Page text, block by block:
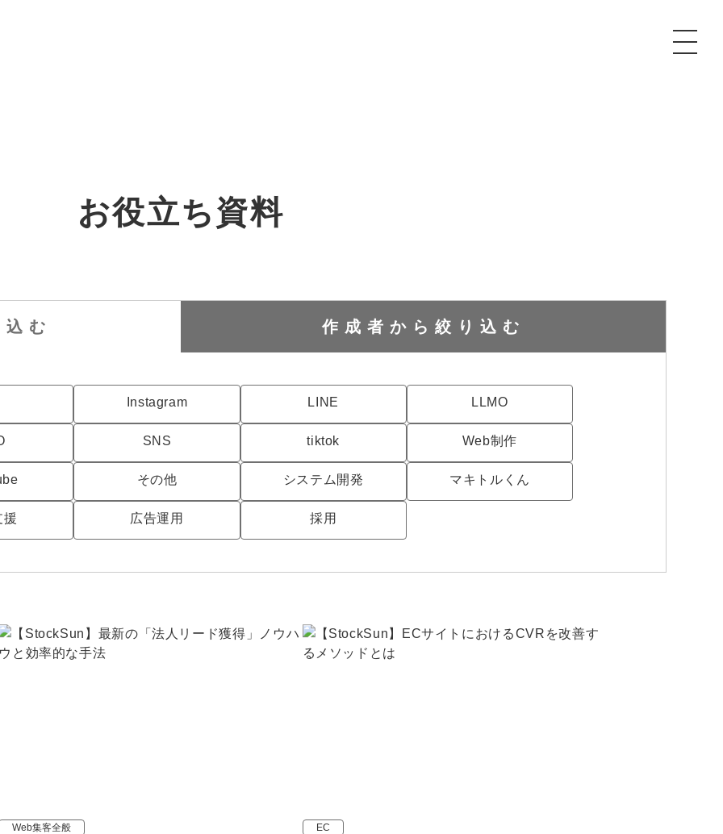
YouTubeディレクター
会社概要・役員紹介
代表メッセージ（岩野圭佑）
取締役メッセージ（株本祐己）
営業
常勤監査役
お役立ち資料
む 作成者から 絞り込む
Instagram LINE LLMO
SNS tiktok Web制作
その他 システム開発 マキトルくん
援 広告運用 採用
Web集客全般 EC